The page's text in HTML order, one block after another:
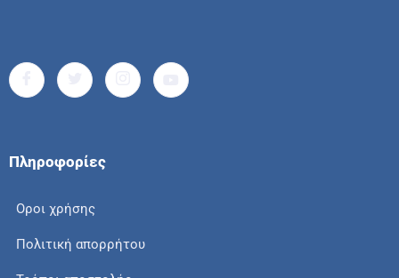
Πληροφορίες
Οροι χρήσης
Πολιτική απορρήτου